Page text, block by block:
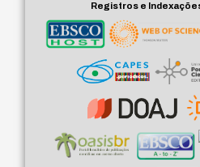
Registros e